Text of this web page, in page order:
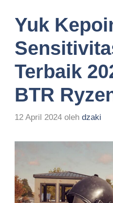
Yuk
Terbaik
BTR
12 April 2024 oleh dzaki